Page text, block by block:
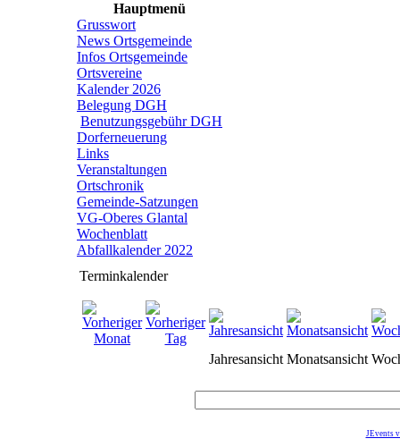
Hauptmenü
Grusswort
News Ortsgemeinde
Infos Ortsgemeinde
Ortsvereine
Kalender 2026
Belegung DGH
Benutzungsgebühr DGH
Dorferneuerung
Links
Veranstaltungen
Ortschronik
Gemeinde-Satzungen
VG-Oberes Glantal
Wochenblatt
Abfallkalender 2022
Terminkalender
Jahresansicht Monatsansicht
JEvents